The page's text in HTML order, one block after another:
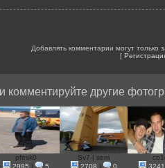
Добавлять комментарии могут только
[
комментируйте другие
pfesk0
Sv7-| sem